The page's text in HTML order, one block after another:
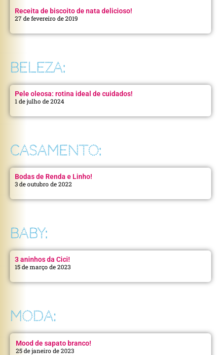
Receita de biscoito de nata delicioso!
27 de fevereiro de 2019
BELEZA:
Pele oleosa: rotina ideal de cuidados!
1 de julho de 2024
CASAMENTO:
Bodas de Renda e Linho!
3 de outubro de 2022
BABY:
3 aninhos da Cici!
15 de março de 2023
MODA:
Mood de sapato branco!
25 de janeiro de 2023